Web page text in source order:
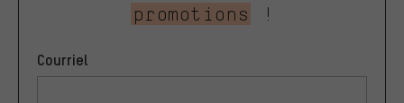
promotions
!
Courriel